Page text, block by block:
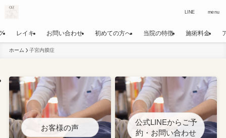
LINE menu
レイキ お問い合わせ 初めての方へ 当院の特徴 施術料金
ホーム 子宮内膜症
お客様の声
公式LINEからご予
約・お問い合わせ